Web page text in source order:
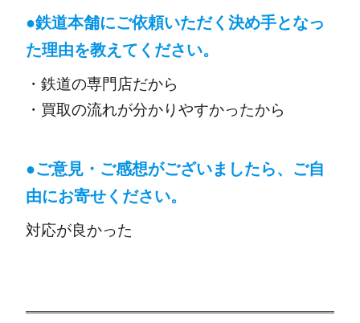
●鉄道本舗にご依頼いただく決め手となっ
た理由を教えてください。
・鉄道の専門店だから
・買取の流れが分かりやすかったから
●ご意見・ご感想がございましたら、ご自
由にお寄せください。
対応が良かった